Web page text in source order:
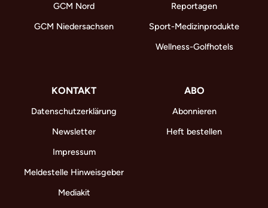
GCM Nord
GCM Niedersachsen
Reportagen
Sport-Medizinprodukte
Wellness-Golfhotels
KONTAKT
Datenschutzerklärung
Newsletter
Impressum
Meldestelle Hinweisgeber
Mediakit
ABO
Abonnieren
Heft bestellen